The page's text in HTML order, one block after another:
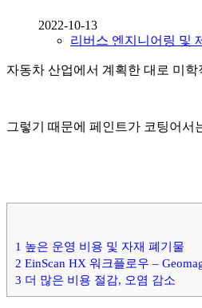
2022-10-13
리버스 엔지니어링 및
자동차 산업에서 계획한 대로 미
그렇기 때문에 페인트가 코팅어서
1 높은 운영 비용 및 자재 폐기물
2 EinScan HX 워크플로우 –
3 더 많은 비용 절감, 오염 감소